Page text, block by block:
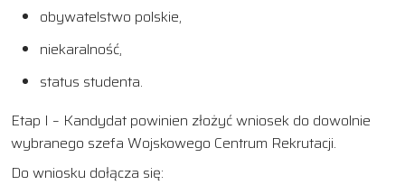
obywatelstwo polskie,
niekaralność,
status studenta.
Etap I – Kandydat powinien złożyć wniosek do dowolnie
wybranego szefa Wojskowego Centrum Rekrutacji.
Do wniosku dołącza się: